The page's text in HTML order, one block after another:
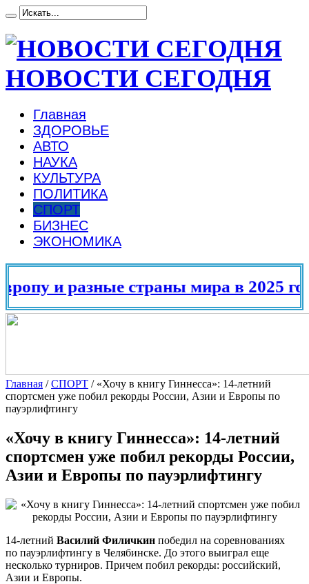
НОВОСТИ СЕГОДНЯ
Главная
ЗДОРОВЬЕ
АВТО
НАУКА
КУЛЬТУРА
ПОЛИТИКА
СПОРТ
БИЗНЕС
ЭКОНОМИКА
и разные страны мира в 2025 году
Главная /СПОРТ / «Хочу в книгу Гиннесса»: 14-летний
спортсмен уже побил рекорды России, Азии и Европы по
пауэрлифтингу
«Хочу в книгу Гиннесса»: 14-летний
спортсмен уже побил рекорды России,
Азии и Европы по пауэрлифтингу
14-летний Василий Филичкин победил на соревнованиях
по пауэрлифтингу в Челябинске. До этого выиграл еще
несколько турниров. Причем побил рекорды: российский,
Азии и Европы.